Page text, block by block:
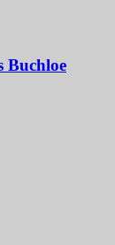
Buchloe